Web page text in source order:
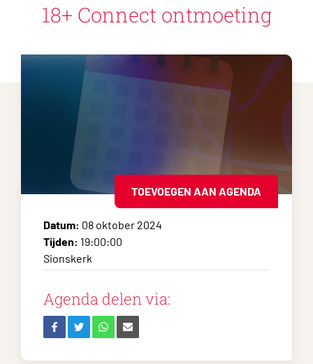
18+ Connect ontmoeting
TOEVOEGEN AAN AGENDA
Datum: 08 oktober 2024
Tijden: 19:00:00
Sionskerk
Agenda delen via: